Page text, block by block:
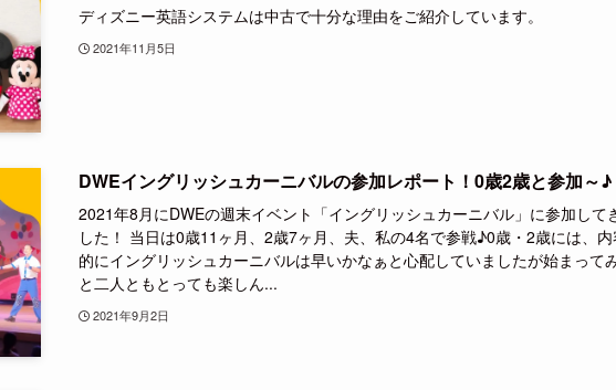
ディズニー英語システムは中古で十分な理由をご紹介しています。
2021年11月5日
DWEイングリッシュカーニバルの参加レポート！0歳2歳と参加～♪
2021年8月にDWEの週末イベント「イングリッシュカーニバル」に参加して
した！ 当日は0歳11ヶ月、2歳7ヶ月、夫、私の4名で参戦♪0歳・2歳には、内
的にイングリッシュカーニバルは早いかなぁと心配していましたが始まって
と二人ともとっても楽しん...
2021年9月2日